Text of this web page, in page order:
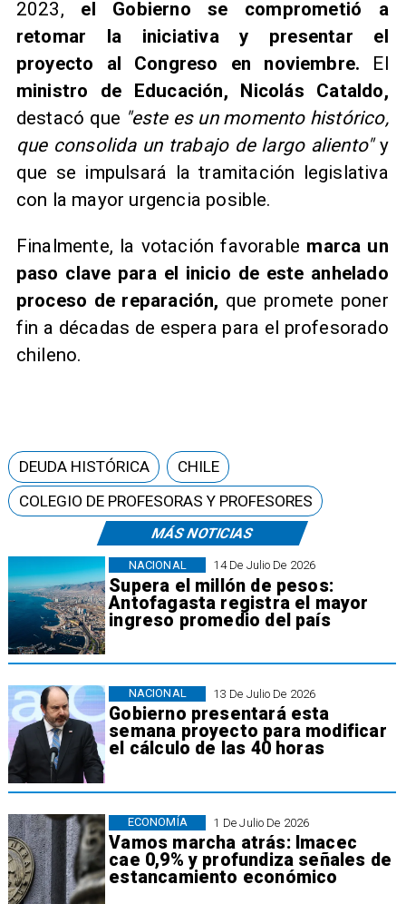
2023, el Gobierno se comprometió a
retomar la iniciativa y presentar el
proyecto al Congreso en noviembre. El
ministro de Educación, Nicolás Cataldo,
destacó que "este es un momento histórico,
que consolida un trabajo de largo aliento"y
que se impulsará la tramitación legislativa
con la mayor urgencia posible.
Finalmente, la votación favorable marca un
paso clave para el inicio de este anhelado
proceso de reparación, que promete poner
fin a décadas de espera para el profesorado
chileno.
MÁS NOTICIAS
14 De Julio De 2026
Supera el millón de pesos:
Antofagasta registra el mayor
ingreso promedio del país
NACIONAL
13 De Julio De 2026
Gobierno presentará esta
semana proyecto para modificar
el cálculo de las 40 horas
NACIONAL
1 De Julio De 2026
Vamos marcha atrás: Imacec
cae 0,9% y profundiza señales de
estancamiento económico
ECONOMÍA
DEUDA HISTÓRICA
CHILE
COLEGIO DE PROFESORAS Y PROFESORES